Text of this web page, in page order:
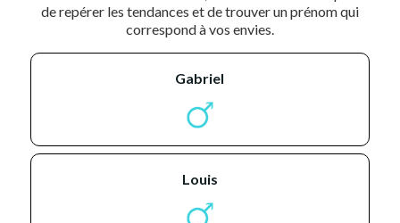
de repérer les tendances et de trouver un prénom qui
correspond à vos envies.
gabriel
louis